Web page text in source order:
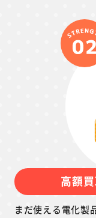
高額
まだ使える電化製